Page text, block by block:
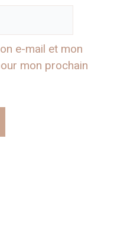
e-mail et mon
mon prochain